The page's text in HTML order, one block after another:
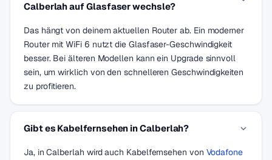
Calberlah auf Glasfaser wechsle?
Das hängt von deinem aktuellen Router ab. Ein moderner
Router mit WiFi 6 nutzt die Glasfaser-Geschwindigkeit
besser. Bei älteren Modellen kann ein Upgrade sinnvoll
sein, um wirklich von den schnelleren Geschwindigkeiten
zu profitieren.
Gibt es Kabelfernsehen in Calberlah?
Ja, in Calberlah wird auch Kabelfernsehen von Vodafone